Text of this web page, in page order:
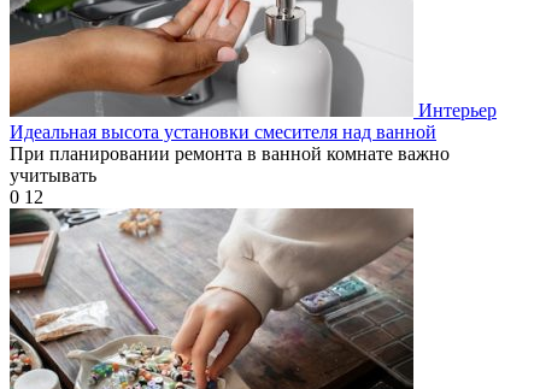
Интерьер
Идеальная высота установки смесителя над ванной
При планировании ремонта в ванной комнате важно
учитывать
0 12